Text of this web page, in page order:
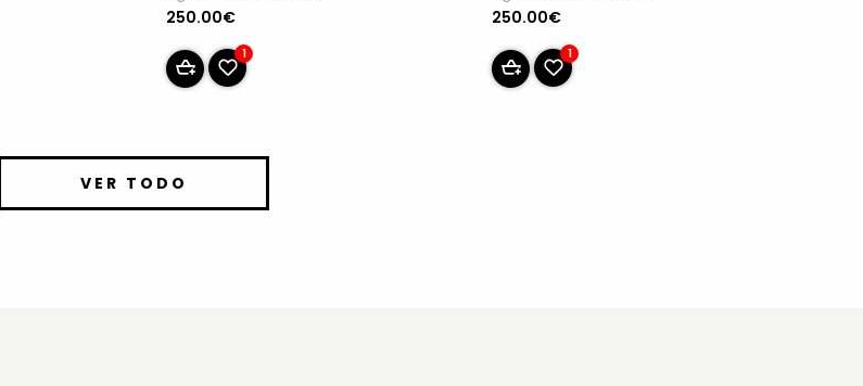
250.00€
1
250.00€
1
VER TODO